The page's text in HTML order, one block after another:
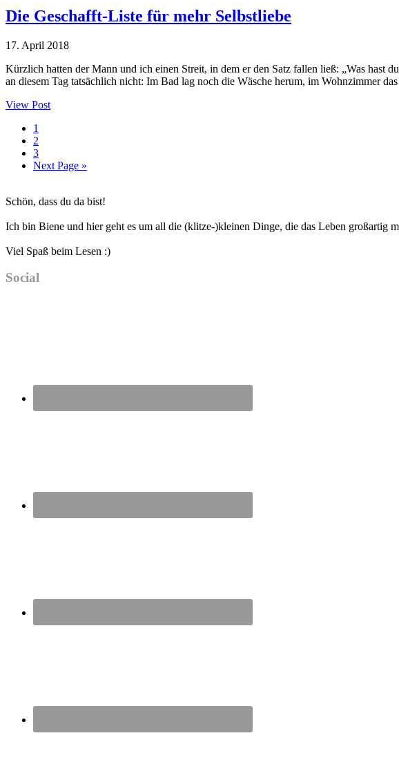
Die Geschafft-Liste für mehr Selbstliebe
17. April 2018
Kürzlich hatten der Mann und ich einen Streit, in dem er den Satz fallen ließ: „Was hast
an diesem Tag tatsächlich nicht: Im Bad lag noch die Wäsche herum, im Wohnzimmer
View Post
Seite
1
Seite
2
Seite
3
Go
Next Page »
Sidebar
Schön, dass du da bist!
Ich bin Biene und hier geht es um all die (klitze-)kleinen Dinge, die das Leben großartig
Viel Spaß beim Lesen :)
Social